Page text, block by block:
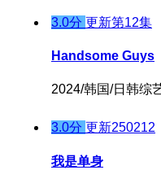
3.0分 更新第12集
Handsome Guys
2024/韩国/日韩综
3.0分 更新250212
我是单身